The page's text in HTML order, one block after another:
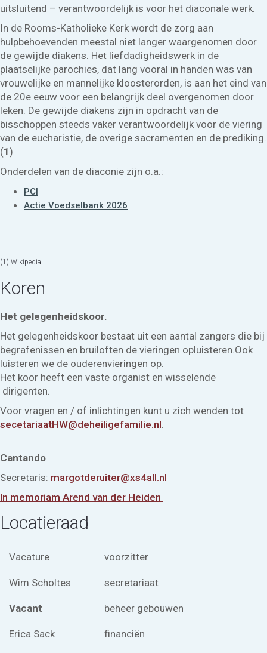
uitsluitend – verantwoordelijk is voor het diaconale werk.
In de Rooms-Katholieke Kerk wordt de zorg aan
hulpbehoevenden meestal niet langer waargenomen door
de gewijde diakens. Het liefdadigheidswerk in de
plaatselijke parochies, dat lang vooral in handen was van
vrouwelijke en mannelijke kloosterorden, is aan het eind van
de 20e eeuw voor een belangrijk deel overgenomen door
leken. De gewijde diakens zijn in opdracht van de
bisschoppen steeds vaker verantwoordelijk voor de viering
van de eucharistie, de overige sacramenten en de prediking.
(1)
Onderdelen van de diaconie zijn o.a.:
PCI
Actie Voedselbank 2026
(1) Wikipedia
Koren
Het gelegenheidskoor.
Het gelegenheidskoor bestaat uit een aantal zangers die bij
begrafenissen en bruiloften de vieringen opluisteren.Ook
luisteren we de ouderenvieringen op.
Het koor heeft een vaste organist en wisselende
dirigenten.
Voor vragen en / of inlichtingen kunt u zich wenden tot
secetariaatHW@deheiligefamilie.nl.
Cantando
Secretaris: margotderuiter@xs4all.nl
In memoriam Arend van der Heiden
Locatieraad
Vacature voorzitter
Wim Scholtes secretariaat
Vacant beheer gebouwen
Erica Sack financiën